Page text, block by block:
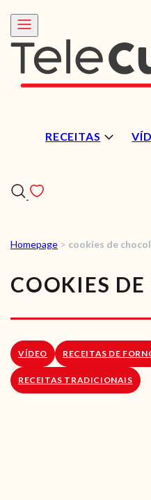
RECEITAS
Homepage > cookies de
COOKIES
VÍDEO RECEITAS DE
RECEITAS TRADICIONAIS